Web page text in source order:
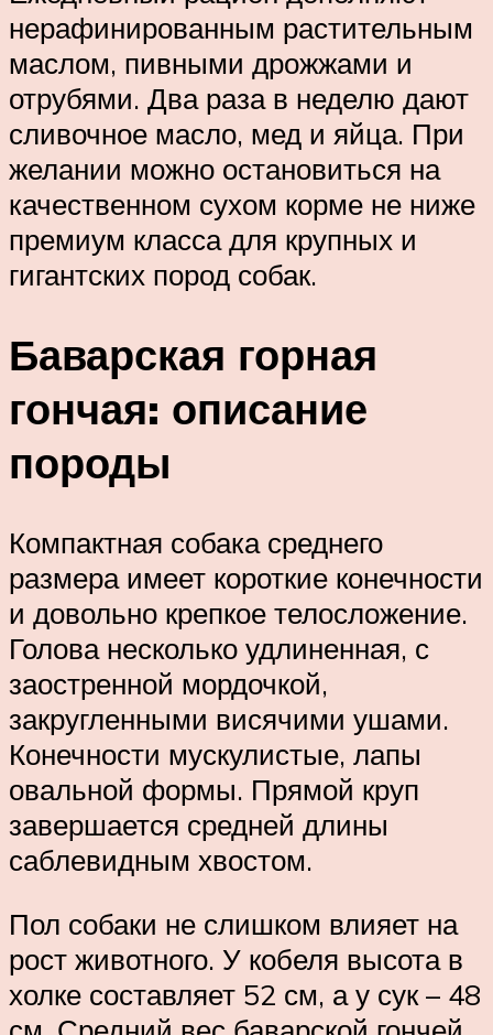
нерафинированным растительным
маслом, пивными дрожжами и
отрубями. Два раза в неделю дают
сливочное масло, мед и яйца. При
желании можно остановиться на
качественном сухом корме не ниже
премиум класса для крупных и
гигантских пород собак.
Баварская горная
гончая: описание
породы
Компактная собака среднего
размера имеет короткие конечности
и довольно крепкое телосложение.
Голова несколько удлиненная, с
заостренной мордочкой,
закругленными висячими ушами.
Конечности мускулистые, лапы
овальной формы. Прямой круп
завершается средней длины
саблевидным хвостом.
Пол собаки не слишком влияет на
рост животного. У кобеля высота в
холке составляет 52 см, а у сук – 48